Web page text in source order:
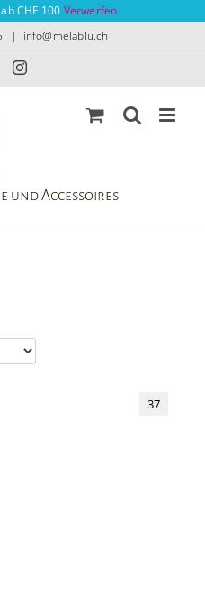
CHF 100 Verwerfen
| info@melablu.ch
Instagram
und Accessoires
37